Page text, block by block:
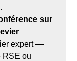
sur
expert —
RSE ou